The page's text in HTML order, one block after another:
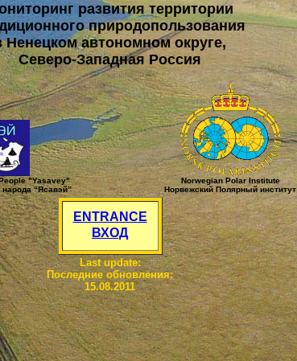
развития территории
природопользования
Ненецком автономном округе,
Северо-Западная Россия
"Yasavey"
“Ясавэй”
Norwegian Polar Institute
Норвежский Полярный институт
ENTRANCE
ВХОД
Last update:
Последние обновления:
15.08.2011